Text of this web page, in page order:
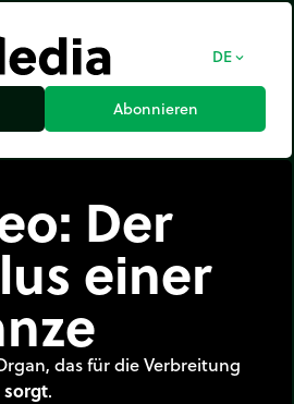
DE expand_more
Abonnieren
Der
einer
das für die Verbreitung
sorgt.